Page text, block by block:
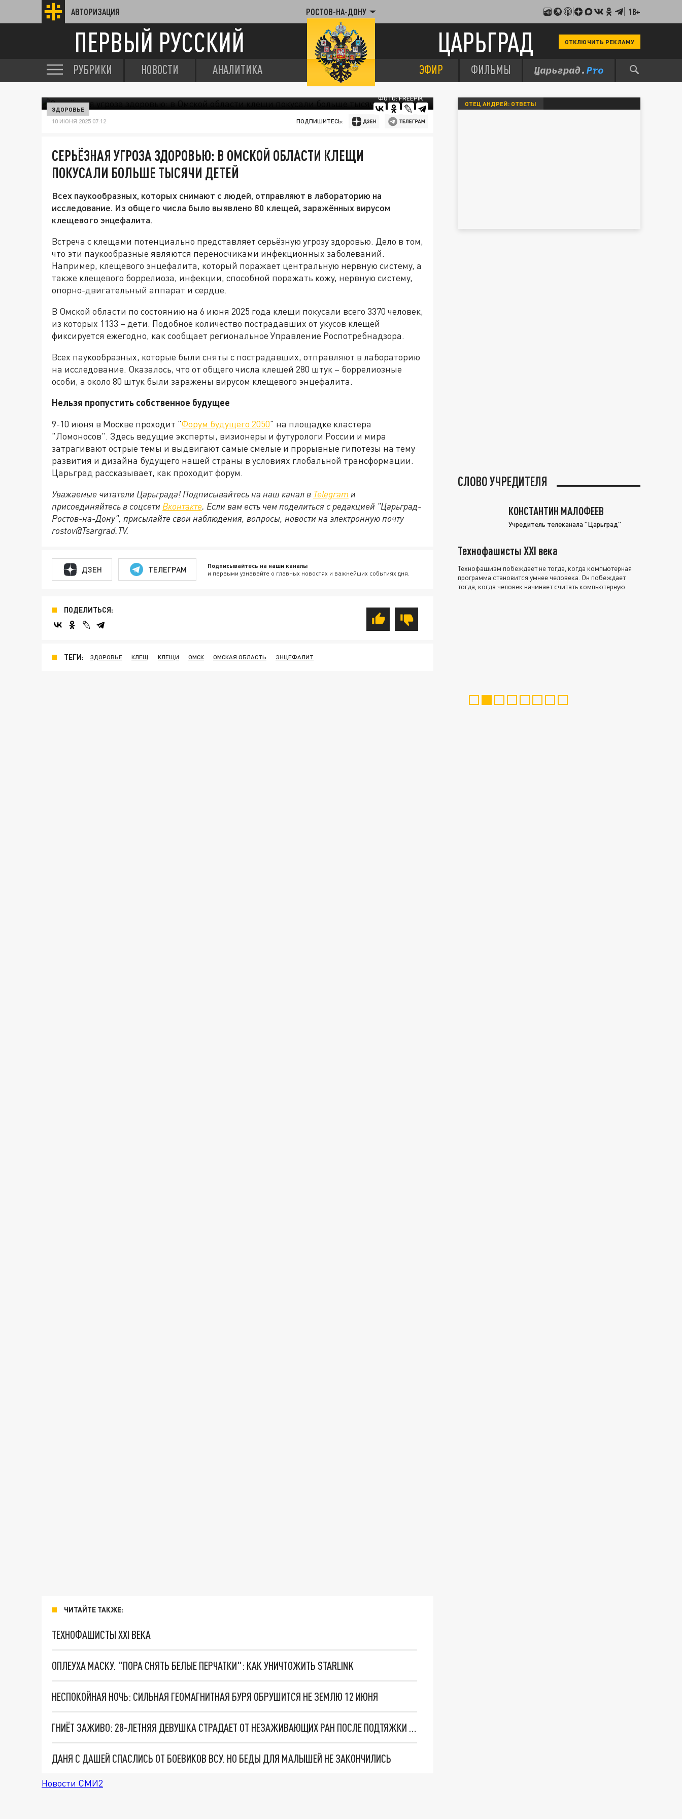
АВТОРИЗАЦИЯ РОСТОВ-НА-ДОНУ 18+
ПЕРВЫЙ РУССКИЙ ЦАРЬГРАД ОТКЛЮЧИТЬ РЕКЛАМУ
РУБРИКИ НОВОСТИ АНАЛИТИКА ЭФИР ФИЛЬМЫ
ФОТО: FREEPIK
ЗДОРОВЬЕ
10 ИЮНЯ 2025 07:12 ПОДПИШИТЕСЬ:
СЕРЬЁЗНАЯ УГРОЗА ЗДОРОВЬЮ: В ОМСКОЙ ОБЛАСТИ КЛЕЩИ
ПОКУСАЛИ БОЛЬШЕ ТЫСЯЧИ ДЕТЕЙ
Всех паукообразных, которых снимают с людей, отправляют в лабораторию на
исследование. Из общего числа было выявлено 80 клещей, заражённых вирусом
клещевого энцефалита.
Встреча с клещами потенциально представляет серьёзную угрозу здоровью. Дело в том,
что эти паукообразные являются переносчиками инфекционных заболеваний.
Например, клещевого энцефалита, который поражает центральную нервную систему, а
также клещевого боррелиоза, инфекции, способной поражать кожу, нервную систему,
опорно-двигательный аппарат и сердце.
В Омской области по состоянию на 6 июня 2025 года клещи покусали всего 3370 человек,
из которых 1133 – дети. Подобное количество пострадавших от укусов клещей
фиксируется ежегодно, как сообщает региональное Управление Роспотребнадзора.
Всех паукообразных, которые были сняты с пострадавших, отправляют в лабораторию
на исследование. Оказалось, что от общего числа клещей 280 штук – боррелиозные
особи, а около 80 штук были заражены вирусом клещевого энцефалита.
Нельзя пропустить собственное будущее
9-10 июня в Москве проходит "Форум будущего 2050" на площадке кластера
"Ломоносов". Здесь ведущие эксперты, визионеры и футурологи России и мира
затрагивают острые темы и выдвигают самые смелые и прорывные гипотезы на тему
развития и дизайна будущего нашей страны в условиях глобальной трансформации.
Царьград рассказывает, как проходит форум.
Уважаемые читатели Царьграда! Подписывайтесь на наш канал в Telegram и
присоединяйтесь в соцсети Вконтакте. Если вам есть чем поделиться с редакцией "Царьград-
Ростов-на-Дону", присылайте свои наблюдения, вопросы, новости на электронную почту
rostov@Tsargrad.ТV.
ДЗЕН ТЕЛЕГРАМ Подписывайтесь на наши каналы
и первыми узнавайте о главных новостях и важнейших событиях дня.
ПОДЕЛИТЬСЯ:
ТЕГИ: ЗДОРОВЬЕ КЛЕЩ КЛЕЩИ ОМСК ОМСКАЯ ОБЛАСТЬ ЭНЦЕФАЛИТ
ЧИТАЙТЕ ТАКЖЕ:
ТЕХНОФАШИСТЫ XXI ВЕКА
ОПЛЕУХА МАСКУ. "ПОРА СНЯТЬ БЕЛЫЕ ПЕРЧАТКИ": КАК УНИЧТОЖИТЬ STARLINK
НЕСПОКОЙНАЯ НОЧЬ: СИЛЬНАЯ ГЕОМАГНИТНАЯ БУРЯ ОБРУШИТСЯ НЕ ЗЕМЛЮ 12 ИЮНЯ
ГНИЁТ ЗАЖИВО: 28-ЛЕТНЯЯ ДЕВУШКА СТРАДАЕТ ОТ НЕЗАЖИВАЮЩИХ РАН ПОСЛЕ ПОДТЯЖКИ ГРУДИ И ПЛАСТИКИ НА ЖИВОТЕ
ДАНЯ С ДАШЕЙ СПАСЛИСЬ ОТ БОЕВИКОВ ВСУ. НО БЕДЫ ДЛЯ МАЛЫШЕЙ НЕ ЗАКОНЧИЛИСЬ
Новости СМИ2
ОТЕЦ АНДРЕЙ: ОТВЕТЫ
СЛОВО УЧРЕДИТЕЛЯ
КОНСТАНТИН МАЛОФЕЕВ
Учредитель телеканала "Царьград"
Технофашисты XXI века
Технофашизм побеждает не тогда, когда компьютерная
программа становится умнее человека. Он побеждает
тогда, когда человек начинает считать компьютерную